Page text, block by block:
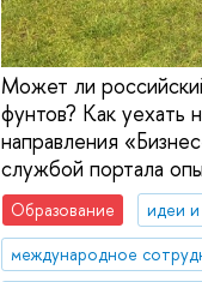
Может ли
фунтов? Как уехать
направления
службой портала
Образование идеи
международное